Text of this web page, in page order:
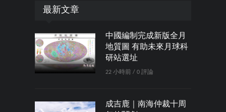
最新文章
中國編制完成新版全月
地質圖 有助未來月球科
研站選址
22 小時前 / 0 評論
成吉鹿｜南海仲裁十周